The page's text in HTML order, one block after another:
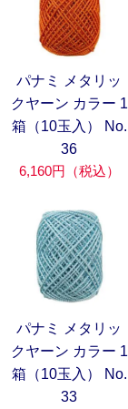
パナミ メタリッ
クヤーン カラー 1
箱（10玉入） No.
36
6,160円（税込）
パナミ メタリッ
クヤーン カラー 1
箱（10玉入） No.
33